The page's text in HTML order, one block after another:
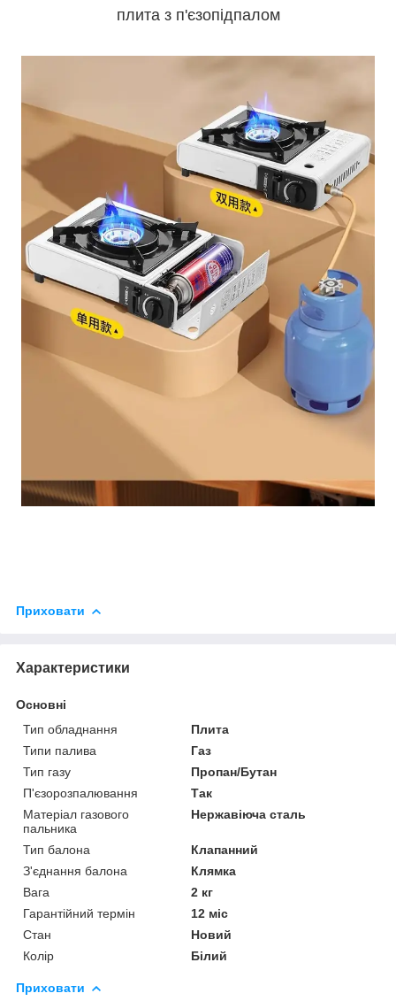
плита з п'єзопідпалом
Приховати
Характеристики
Основні
Тип обладнання
Плита
Типи палива
Газ
Тип газу
Пропан/Бутан
П'єзорозпалювання
Так
Матеріал газового
пальника
Нержавіюча сталь
Тип балона
Клапанний
З'єднання балона
Клямка
Вага
2 кг
Гарантійний термін
12 міс
Стан
Новий
Колір
Білий
Приховати